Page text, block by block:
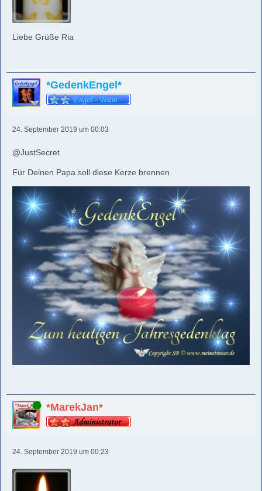
Liebe Grüße Ria
*GedenkEngel*
24. September 2019 um 00:03
@JustSecret
Für Deinen Papa soll diese Kerze brennen
Online *MarekJan*
24. September 2019 um 00:23